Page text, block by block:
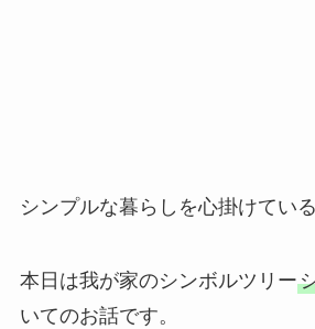
シンプルな暮らしを心掛けてい
本日は我が家のシンボルツリー
いてのお話です。